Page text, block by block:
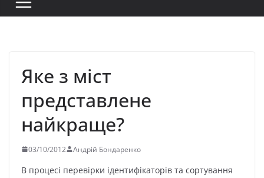
Яке з міст
представлене
найкраще?
03/10/2012 Андрій Бондаренко
В процесі перевірки ідентифікаторів та сортування